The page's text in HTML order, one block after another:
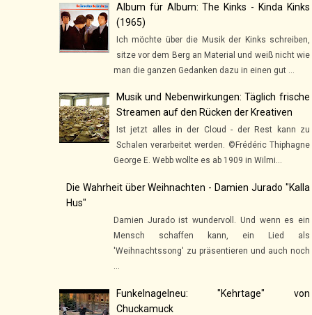
Album für Album: The Kinks - Kinda Kinks
(1965)
Ich möchte über die Musik der Kinks schreiben,
sitze vor dem Berg an Material und weiß nicht wie
man die ganzen Gedanken dazu in einen gut ...
Musik und Nebenwirkungen: Täglich frische
Streamen auf den Rücken der Kreativen
Ist jetzt alles in der Cloud - der Rest kann zu
Schalen verarbeitet werden. ©Frédéric Thiphagne
George E. Webb wollte es ab 1909 in Wilmi...
Die Wahrheit über Weihnachten - Damien Jurado "Kalla
Hus"
Damien Jurado ist wundervoll. Und wenn es ein
Mensch schaffen kann, ein Lied als
'Weihnachtssong' zu präsentieren und auch noch
...
Funkelnagelneu: "Kehrtage" von
Chuckamuck